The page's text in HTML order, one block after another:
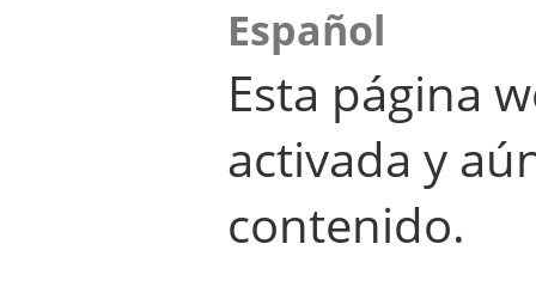
Español
Esta página
activada y
contenido.